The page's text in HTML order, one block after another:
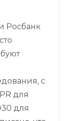
Росбанк
с
для
для